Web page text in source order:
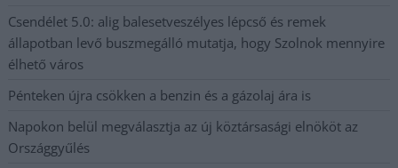
Csendélet 5.0: alig balesetveszélyes lépcső és remek
állapotban levő buszmegálló mutatja, hogy Szolnok mennyire
élhető város
Pénteken újra csökken a benzin és a gázolaj ára is
Napokon belül megválasztja az új köztársasági elnököt az
Országgyűlés